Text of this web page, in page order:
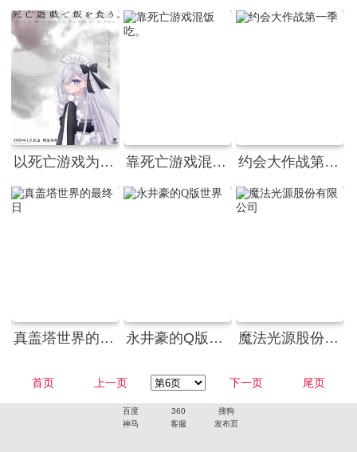
以死亡游戏为生。 靠死亡游戏混饭吃。 约会大作战第一季
真盖塔世界的最终日 永井豪的Q版世界 魔法光源股份有限公司
首页 上一页 下一页 尾页
百度 360
搜狗
神马
客服 发布页